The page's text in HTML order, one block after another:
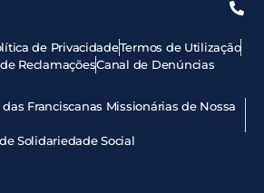
de PrivacidadeTermos de Utilização
ReclamaçõesCanal de Denúncias
Franciscanas Missionárias de Nossa
Solidariedade Social